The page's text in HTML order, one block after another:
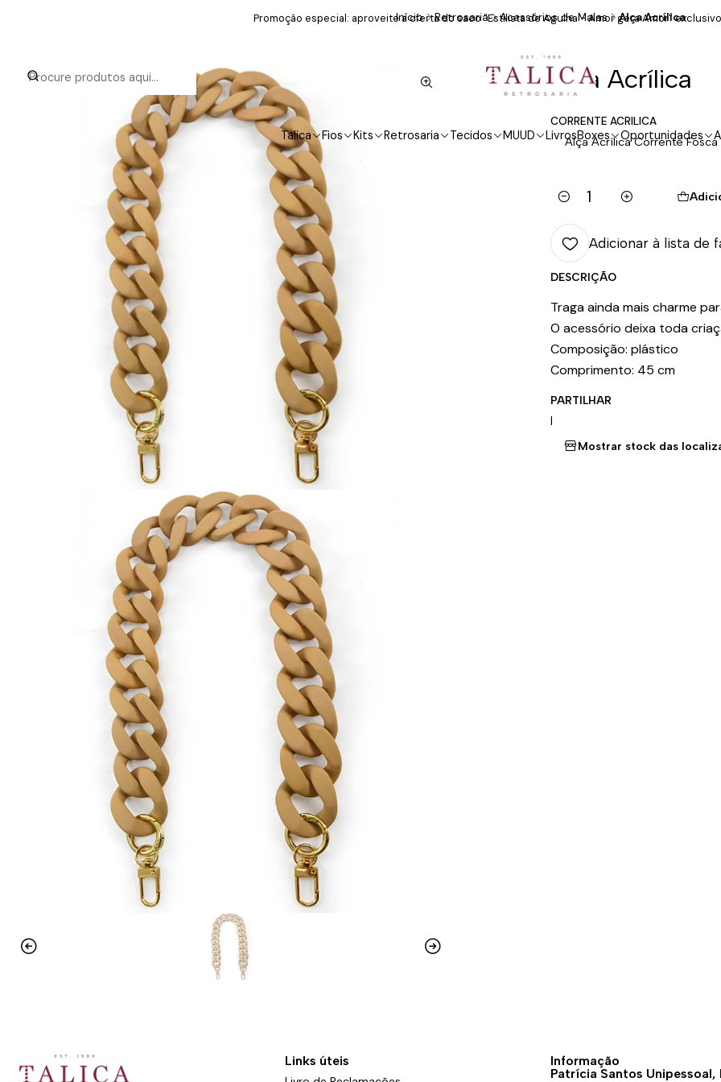
Talica Fios Kits Retrosaria Tecidos MUUD LivrosBoxes Oportunidades
Promoção especial: aproveite a oferta do saco "Estilista de Agulha - Amor gera Amor"
Início Retrosaria Acessórios de Malas Alça Acrílica
Alça Acrílica
CORRENTE ACRILICA
Alça Acrílica Corrente Fosca
Quantidade
Adicionar à lista de
DESCRIÇÃO
Traga ainda mais charme
O acessório deixa toda
Composição: plástico
Comprimento: 45 cm
PARTILHAR
|
Mostrar stock das
Links úteis
Informação
Patrícia Santos Unipessoal,